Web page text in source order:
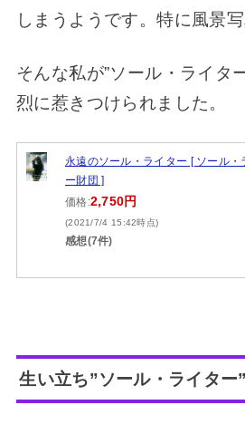
しまうようです。特に風景写
そんな私が”ソール・ライタ
烈に惹きつけられました。
永遠のソール・ライター [ ソール・
ー財団 ]
価格:2,750円
(2021/7/4 15:42時点)
感想(7件)
生い立ち”ソール・ライター”